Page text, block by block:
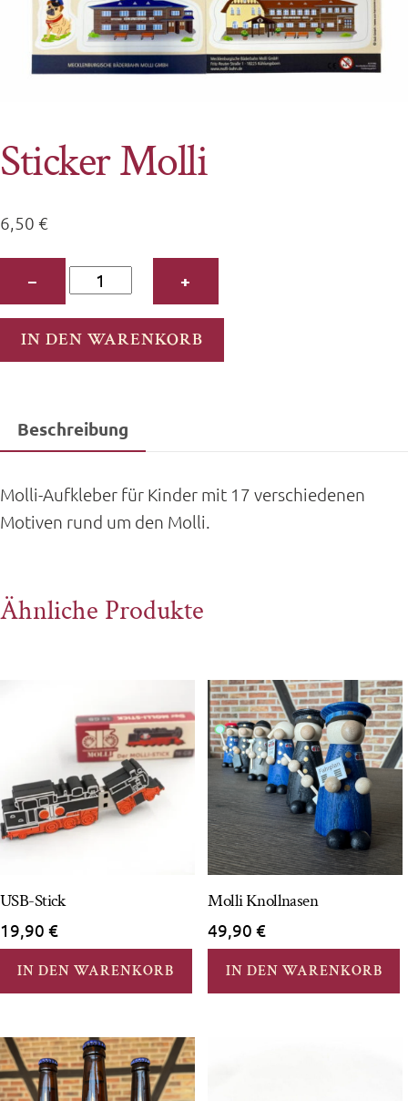
Sticker Molli
6,50 €
−
Sticker
Molli
Menge
+
IN DEN WARENKORB
Beschreibung
Molli-Aufkleber für Kinder mit 17 verschiedenen
Motiven rund um den Molli.
Ähnliche Produkte
USB-Stick
19,90 €
IN DEN WARENKORB
Molli Knollnasen
49,90€
IN DEN WARENKORB